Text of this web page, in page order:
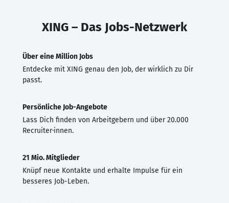
XING – Das Jobs-Netzwerk
Über eine Million Jobs
Entdecke mit XING genau den Job, der wirklich zu Dir
passt.
Persönliche Job-Angebote
Lass Dich finden von Arbeitgebern und über 20.000
Recruiter·innen.
21 Mio. Mitglieder
Knüpf neue Kontakte und erhalte Impulse für ein
besseres Job-Leben.